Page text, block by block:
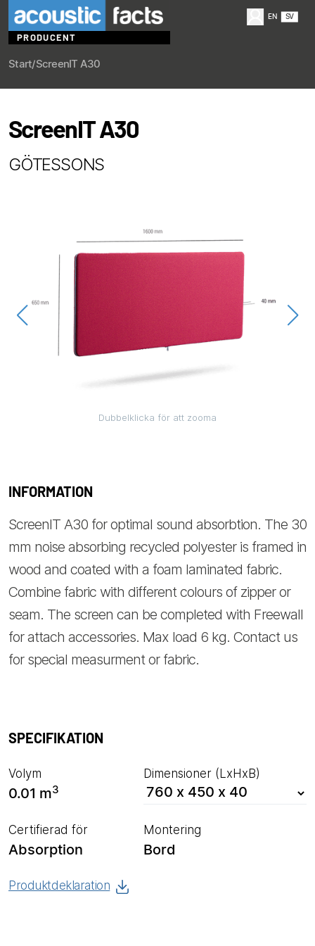
PRODUCENT
EN SV
Start/ScreenIT A30
ScreenIT A30
GÖTESSONS
Dubbelklicka för att zooma
INFORMATION
ScreenIT A30 for optimal sound absorbtion. The 30
mm noise absorbing recycled polyester is framed in
wood and coated with a foam laminated fabric.
Combine fabric with different colours of zipper or
seam. The screen can be completed with Freewall
for attach accessories. Max load 6 kg. Contact us
for special measurment or fabric.
SPECIFIKATION
Volym
0.01 m3
Dimensioner (LxHxB)
Certifierad för
Absorption
Montering
Bord
Produktdeklaration